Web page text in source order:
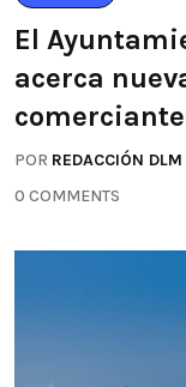
El
acerca
POR REDACCIÓN DLM
0 COMMENTS